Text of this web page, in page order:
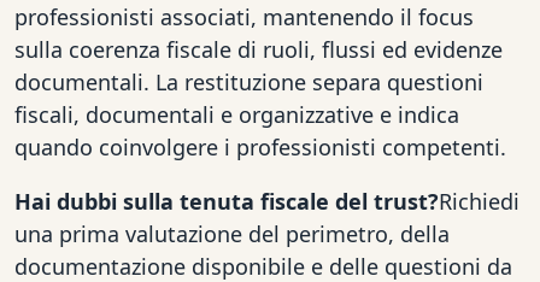
professionisti associati, mantenendo il focus
sulla coerenza fiscale di ruoli, flussi ed evidenze
documentali. La restituzione separa questioni
fiscali, documentali e organizzative e indica
quando coinvolgere i professionisti competenti.
Hai dubbi sulla tenuta fiscale del trust?Richiedi
una prima valutazione del perimetro, della
documentazione disponibile e delle questioni da